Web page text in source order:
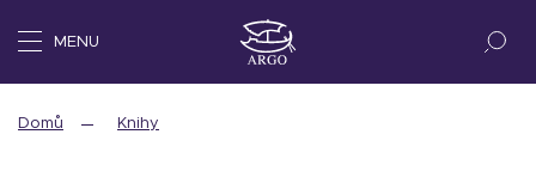
MENU
Domů Knihy